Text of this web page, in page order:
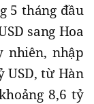
5 tháng đầu
sang Hoa
nhiên, nhập
USD, từ Hàn
8,6 tỷ